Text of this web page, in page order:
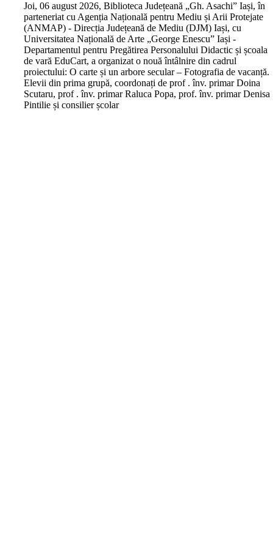
Joi, 06 august 2026, Biblioteca Județeană „Gh. Asachi” Iași, în
parteneriat cu Agenția Națională pentru Mediu și Arii Protejate
(ANMAP) - Direcția Județeană de Mediu (DJM) Iași, cu
Universitatea Națională de Arte „George Enescu” Iași -
Departamentul pentru Pregătirea Personalului Didactic și școala
de vară EduCart, a organizat o nouă întâlnire din cadrul
proiectului: O carte și un arbore secular – Fotografia de vacanță.
Elevii din prima grupă, coordonați de prof . înv. primar Doina
Scutaru, prof . înv. primar Raluca Popa, prof. înv. primar Denisa
Pintilie și consilier școlar